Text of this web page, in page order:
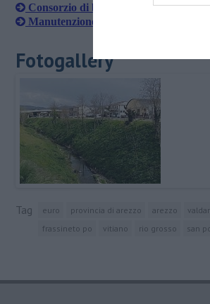
Consorzio di bonifica, 11 milioni per il
Manutenzione da 10 milioni, l'anno
Fotogallery
Tag euro provincia di arezzo arezzo
frassineto po
vitiano rio grosso san